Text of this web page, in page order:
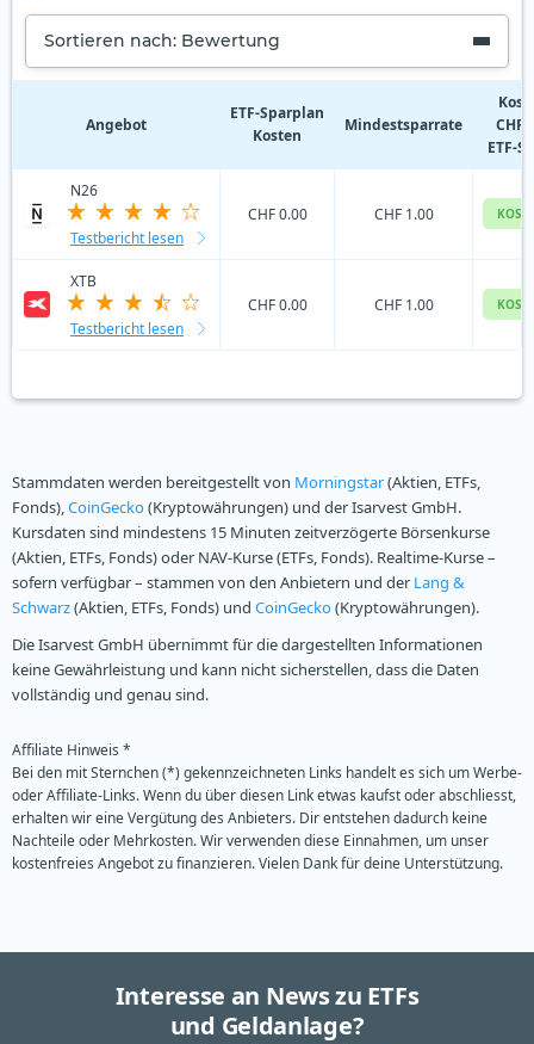
Sortieren nach: Bewertung
Angebot
ETF‑Sparplan
Kosten
Mindestsparrate
CHF
ETF-
N26
Testbericht lesen
CHF 0.00 CHF 1.00
XTB
Testbericht lesen
CHF 0.00 CHF 1.00
Stammdaten werden bereitgestellt von Morningstar(Aktien, ETFs,
Fonds),CoinGecko(Kryptowährungen) und der Isarvest GmbH.
Kursdaten sind mindestens 15 Minuten zeitverzögerte Börsenkurse
(Aktien, ETFs, Fonds) oder NAV-Kurse (ETFs, Fonds). Realtime-Kurse –
sofern verfügbar – stammen von den Anbietern und der Lang &
Schwarz(Aktien, ETFs, Fonds) und CoinGecko(Kryptowährungen).
Die Isarvest GmbH übernimmt für die dargestellten Informationen
keine Gewährleistung und kann nicht sicherstellen, dass die Daten
vollständig und genau sind.
Affiliate Hinweis *
Bei den mit Sternchen (*) gekennzeichneten Links handelt es sich um Werbe-
oder Affiliate-Links. Wenn du über diesen Link etwas kaufst oder abschliesst,
erhalten wir eine Vergütung des Anbieters. Dir entstehen dadurch keine
Nachteile oder Mehrkosten. Wir verwenden diese Einnahmen, um unser
kostenfreies Angebot zu finanzieren. Vielen Dank für deine Unterstützung.
Interesse an News zu ETFs
und Geldanlage?